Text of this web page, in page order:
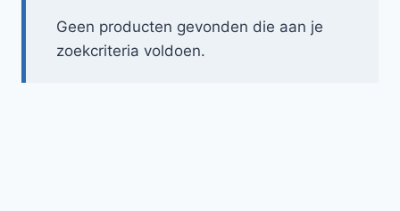
Geen producten gevonden die aan je
zoekcriteria voldoen.